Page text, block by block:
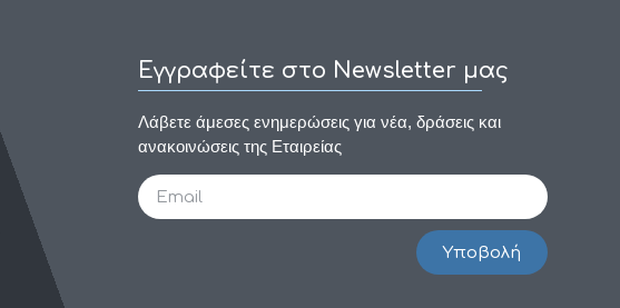
Εγγραφείτε στο Newsletter μας
Λάβετε άμεσες ενημερώσεις για νέα, δράσεις και
ανακοινώσεις της Εταιρείας
Υποβολή